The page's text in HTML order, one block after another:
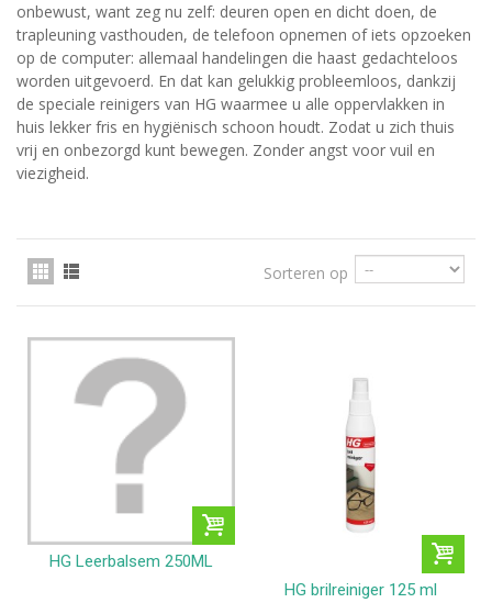
onbewust, want zeg nu zelf: deuren open en dicht doen, de
trapleuning vasthouden, de telefoon opnemen of iets opzoeken
op de computer: allemaal handelingen die haast gedachteloos
worden uitgevoerd. En dat kan gelukkig probleemloos, dankzij
de speciale reinigers van HG waarmee u alle oppervlakken in
huis lekker fris en hygiënisch schoon houdt. Zodat u zich thuis
vrij en onbezorgd kunt bewegen. Zonder angst voor vuil en
viezigheid.
Sorteren op
HG Leerbalsem 250ML
HG brilreiniger 125 ml